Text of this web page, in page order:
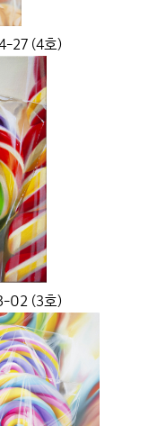
27 (4호)
02 (3호)